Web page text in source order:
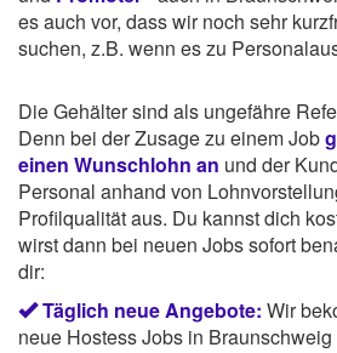
es auch vor, dass wir noch sehr
suchen, z.B. wenn es zu
Die Gehälter sind als ungefähre
Denn bei der Zusage zu einem Job
einen Wunschlohn an und der
Personal anhand von
Profilqualität aus. Du kannst dich
wirst dann bei neuen Jobs sofort
dir:
Täglich neue Angebote: Wir
neue Hostess Jobs in Braunschweig